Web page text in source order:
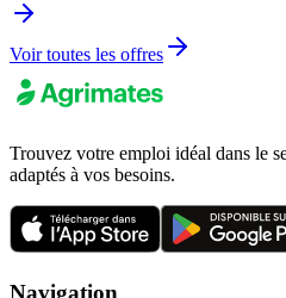
Voir toutes les offres
Trouvez votre emploi idéal dans le
adaptés à vos besoins.
Navigation